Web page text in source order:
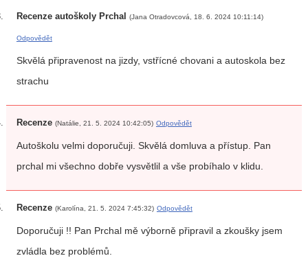
Recenze autoškoly Prchal (Jana Otradovcová, 18. 6. 2024 10:11:14)
Odpovědět
Skvělá připravenost na jizdy, vstřícné chovani a autoskola bez
strachu
Recenze (Natálie, 21. 5. 2024 10:42:05) Odpovědět
Autoškolu velmi doporučuji. Skvělá domluva a přístup. Pan
prchal mi všechno dobře vysvětlil a vše probíhalo v klidu.
Recenze (Karolína, 21. 5. 2024 7:45:32) Odpovědět
Doporučuji !! Pan Prchal mě výborně připravil a zkoušky jsem
zvládla bez problémů.